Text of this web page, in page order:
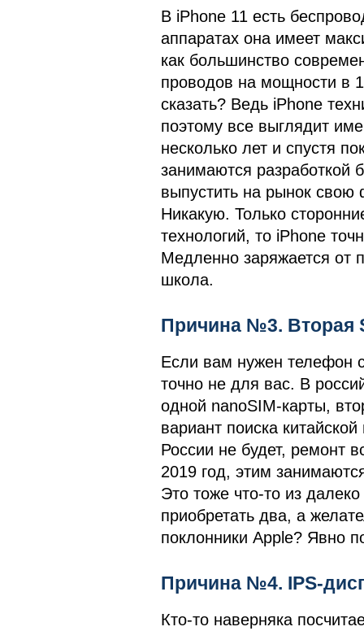
В iPhone 11 есть
аппаратах она имеет
как большинство
проводов на мощности в
сказать? Ведь iPhone
поэтому все выглядит
несколько лет и спустя
занимаются разработкой
выпустить на рынок
Никакую. Только
технологий, то iPhone
Медленно заряжается от
школа.
Причина №3. Вторая
Если вам нужен телефон
точно не для вас. В
одной nanoSIM-карты,
вариант поиска
России не будет, ремонт
2019 год, этим
Это тоже что-то из
приобретать два, а
поклонники Apple? Явно
Причина №4. IPS-
Кто-то наверняка